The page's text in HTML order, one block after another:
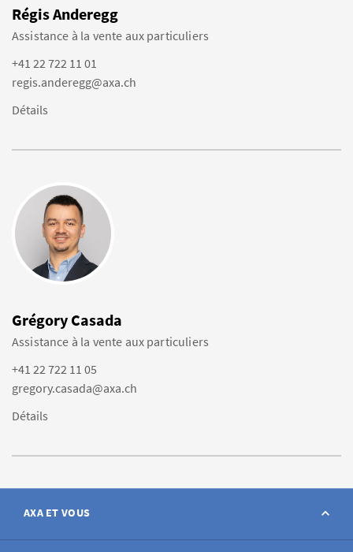
Régis Anderegg
Assistance à la vente aux particuliers
+41 22 722 11 01
regis.anderegg@axa.ch
Détails
Grégory Casada
Assistance à la vente aux particuliers
+41 22 722 11 05
gregory.casada@axa.ch
Détails
AXA ET VOUS